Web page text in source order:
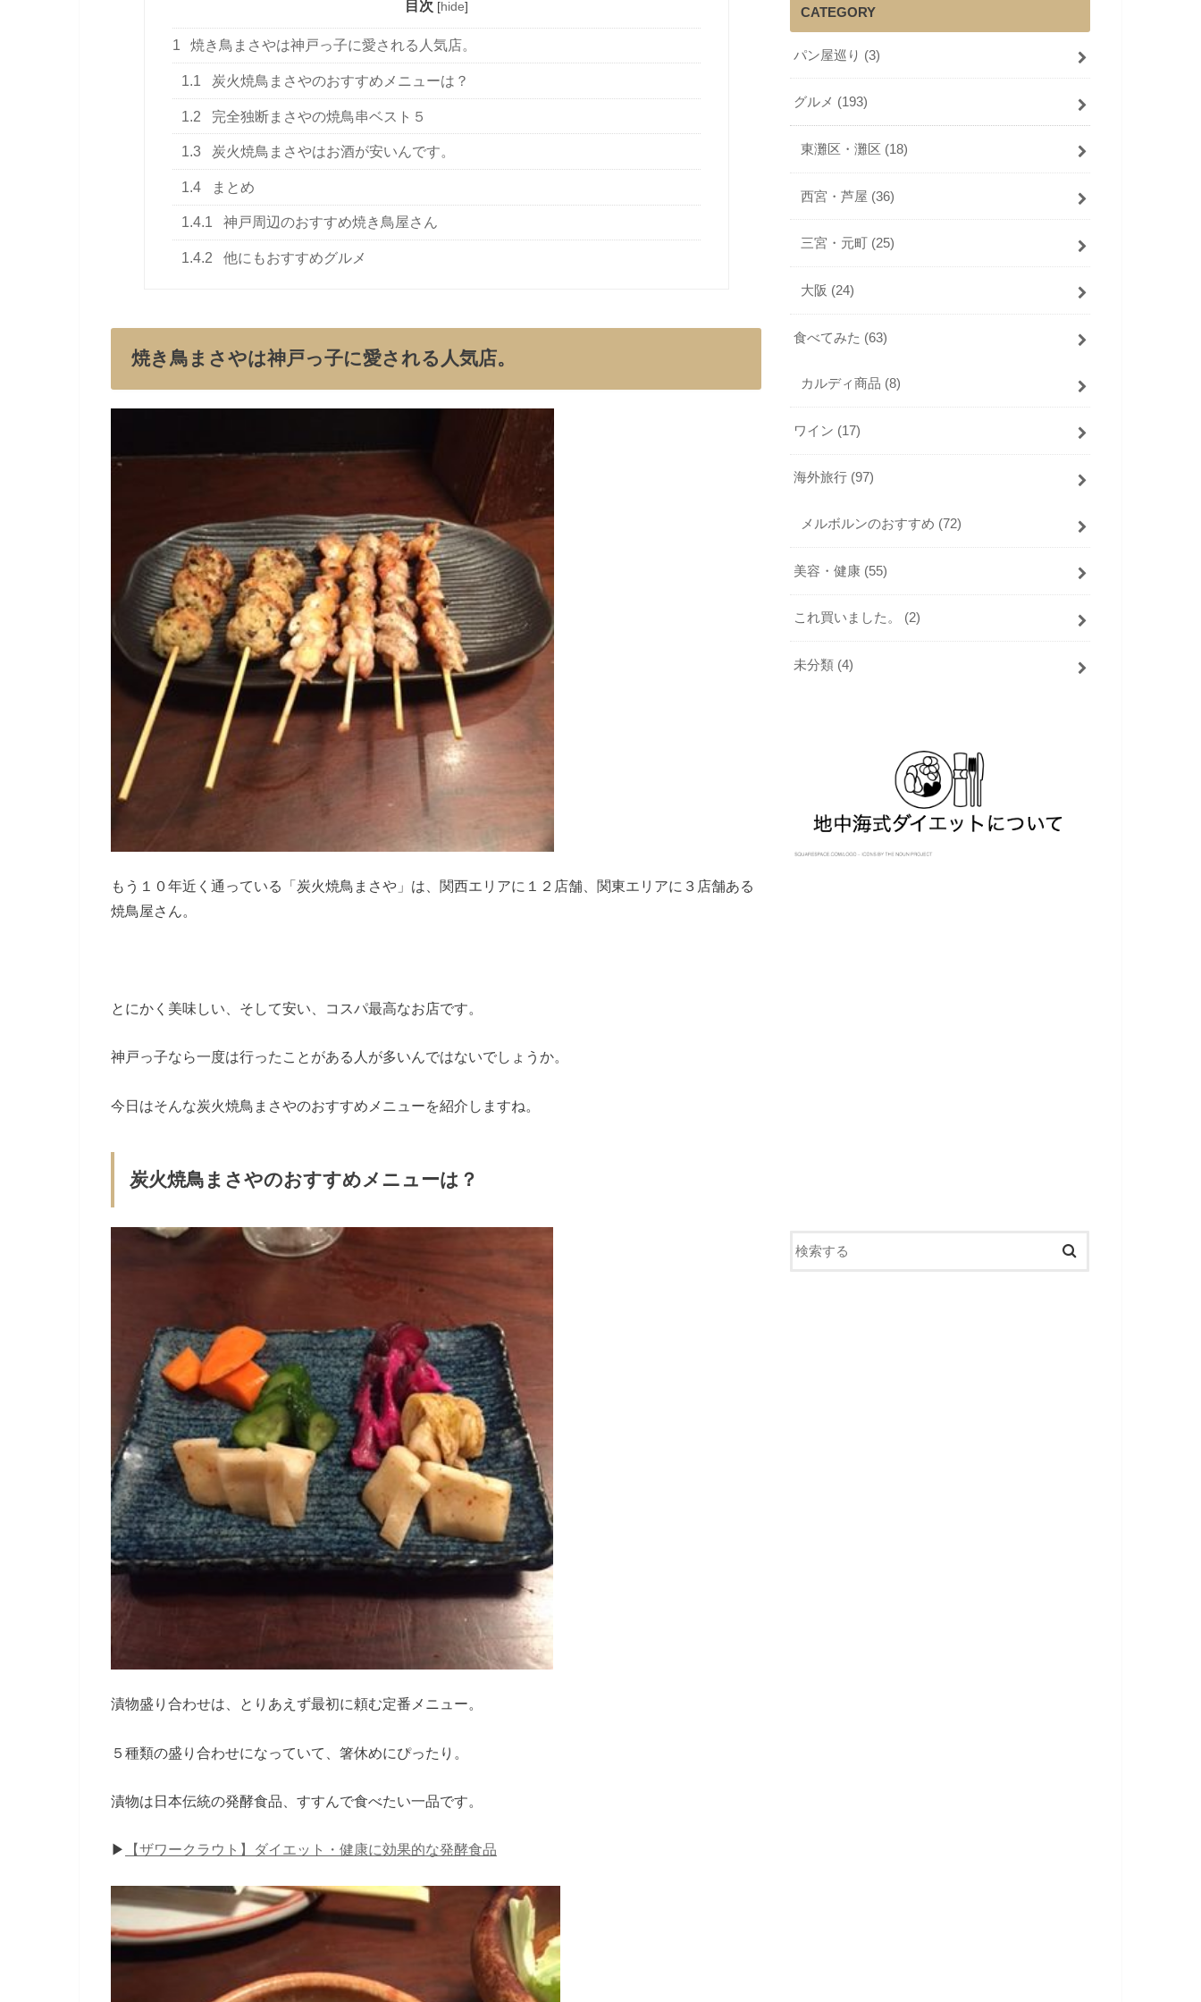
目次 [hide]
1 焼き鳥まさやは神戸っ子に愛される人気店。
1.1 炭火焼鳥まさやのおすすめメニューは？
1.2 完全独断まさやの焼鳥串ベスト５
1.3 炭火焼鳥まさやはお酒が安いんです。
1.4 まとめ
1.4.1 神戸周辺のおすすめ焼き鳥屋さん
1.4.2 他にもおすすめグルメ
焼き鳥まさやは神戸っ子に愛される人気店。
もう１０年近く通っている「炭火焼鳥まさや」は、関西エリアに１２店舗、関東エリアに３店舗ある
焼鳥屋さん。
とにかく美味しい、そして安い、コスパ最高なお店です。
神戸っ子なら一度は行ったことがある人が多いんではないでしょうか。
今日はそんな炭火焼鳥まさやのおすすめメニューを紹介しますね。
炭火焼鳥まさやのおすすめメニューは？
漬物盛り合わせは、とりあえず最初に頼む定番メニュー。
５種類の盛り合わせになっていて、箸休めにぴったり。
漬物は日本伝統の発酵食品、すすんで食べたい一品です。
▶︎ 【ザワークラウト】ダイエット・健康に効果的な発酵食品
CATEGORY
パン屋巡り (3)
グルメ (193)
東灘区・灘区 (18)
西宮・芦屋 (36)
三宮・元町 (25)
大阪 (24)
食べてみた (63)
カルディ商品 (8)
ワイン (17)
海外旅行 (97)
メルボルンのおすすめ (72)
美容・健康 (55)
これ買いました。 (2)
未分類 (4)